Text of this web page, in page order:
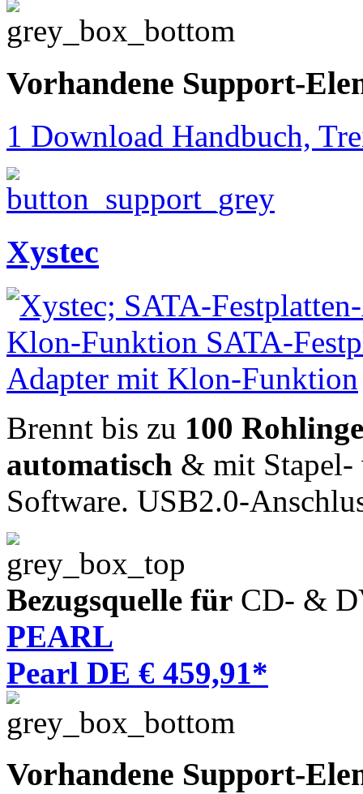
Vorhandene Support-
1 Download Handbuch,
Xystec
Brennt bis zu 100 Rohlinge
automatisch & mit Stapel-
Software. USB2.0-
Bezugsquelle für CD- &
PEARL
Pearl DE € 459,91*
Vorhandene Support-